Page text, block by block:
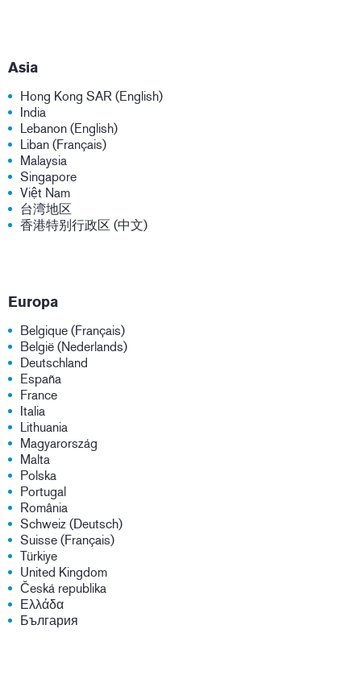
Asia
Hong Kong SAR (English)
India
Lebanon (English)
Liban (Français)
Malaysia
Singapore
Việt Nam
台湾地区
香港特别行政区 (中文)
Europa
Belgique (Français)
België (Nederlands)
Deutschland
España
France
Italia
Lithuania
Magyarország
Malta
Polska
Portugal
România
Schweiz (Deutsch)
Suisse (Français)
Türkiye
United Kingdom
Česká republika
Ελλάδα
България